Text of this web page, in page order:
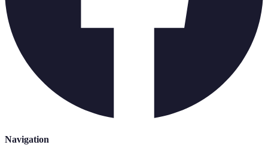
Navigation